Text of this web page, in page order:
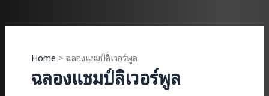
Home ฉลองแชมป์ลิเวอร์พูล
ฉลองแชมป์ลิเวอร์พูล